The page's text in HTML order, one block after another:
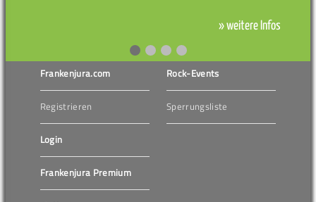
» weitere Infos
Frankenjura.com
Registrieren
Login
Frankenjura Premium
Rock-Events
Sperrungsliste